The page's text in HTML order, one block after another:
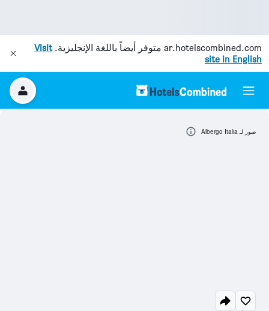
ar.hotelscombined.com متوفر أيضاً باللغة الإنجليزية.Visit
site in English
صور لـ Albergo Italia